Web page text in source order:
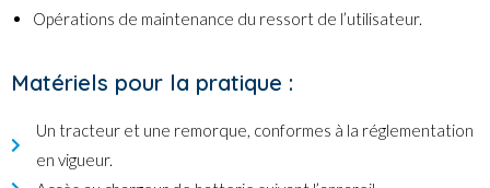
Opérations de maintenance du ressort de l’utilisateur.
Matériels pour la pratique :
Un tracteur et une remorque, conformes à la réglementation
en vigueur.